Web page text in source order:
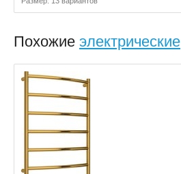
Похожие электрические